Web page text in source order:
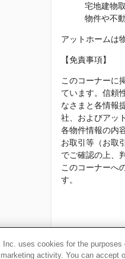
宅地建物
物件や不
アットホームは
【免責事項】
このコーナーに
ています。信頼
なさまと各情報
社、およびアッ
各物件情報の内
お取引等（お取
でご確認の上、
このコーナーへ
す。
本ページはプロ
Inc. uses cookies for the
activity. You can